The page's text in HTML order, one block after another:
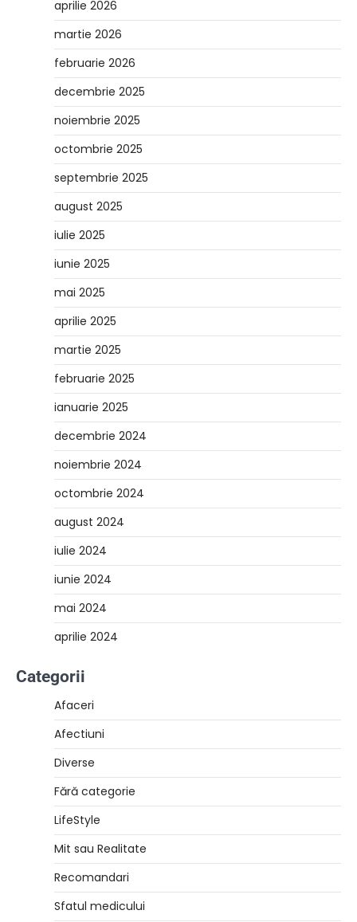
aprilie 2026
martie 2026
februarie 2026
decembrie 2025
noiembrie 2025
octombrie 2025
septembrie 2025
august 2025
iulie 2025
iunie 2025
mai 2025
aprilie 2025
martie 2025
februarie 2025
ianuarie 2025
decembrie 2024
noiembrie 2024
octombrie 2024
august 2024
iulie 2024
iunie 2024
mai 2024
aprilie 2024
Categorii
Afaceri
Afectiuni
Diverse
Fără categorie
LifeStyle
Mit sau Realitate
Recomandari
Sfatul medicului